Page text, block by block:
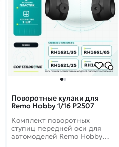
Поворотные кулаки для
Remo Hobby 1/16 P2507
Комплект поворотных
ступиц передней оси для
автомоделей Remo Hobby